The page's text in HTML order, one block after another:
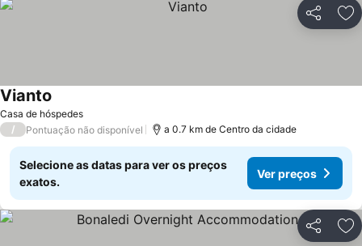
Partilhar
Casa de hóspedes
Vianto
/ Pontuação não disponível a 0.7 km de Centro da cidade
Selecione as datas para ver os preços
exatos.
Ver preços
Partilhar